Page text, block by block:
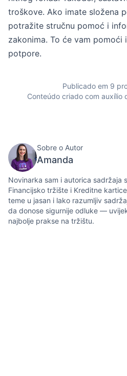
troškove. Ako imate složena
potražite stručnu pomoć i
zakonima. To će vam
potpore.
Publicado em 9
Conteúdo criado com auxílio
Sobre o Autor
Amanda
Novinarka sam i autorica sadržaja
Financijsko tržište i Kreditne
teme u jasan i lako razumljiv
da donose sigurnije odluke —
najbolje prakse na tržištu.